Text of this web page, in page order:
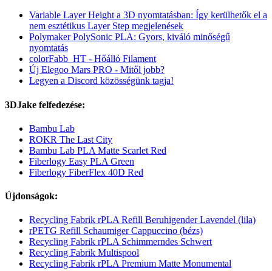
Variable Layer Height a 3D nyomtatásban: Így kerülhetők el a
nem esztétikus Layer Step megjelenések
Polymaker PolySonic PLA: Gyors, kiváló minőségű
nyomtatás
colorFabb_HT - Hőálló Filament
Új Elegoo Mars PRO - Mitől jobb?
Legyen a Discord közösségünk tagja!
3DJake felfedezése:
Bambu Lab
ROKR The Last City
Bambu Lab PLA Matte Scarlet Red
Fiberlogy Easy PLA Green
Fiberlogy FiberFlex 40D Red
Újdonságok:
Recycling Fabrik rPLA Refill Beruhigender Lavendel (lila)
rPETG Refill Schaumiger Cappuccino (bézs)
Recycling Fabrik rPLA Schimmerndes Schwert
Recycling Fabrik Multispool
Recycling Fabrik rPLA Premium Matte Monumental